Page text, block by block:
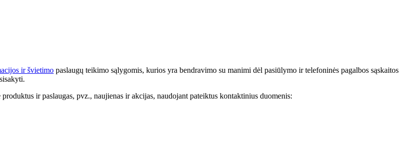
ir švietimo paslaugų teikimo sąlygomis, kurios yra bendravimo su manimi dėl pasiūlymo ir telefoninės pagalbos sąskaitos
ir paslaugas, pvz., naujienas ir akcijas, naudojant pateiktus kontaktinius duomenis: